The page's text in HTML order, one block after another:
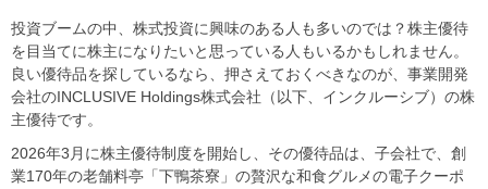
投資ブームの中、株式投資に興味のある人も多いのでは？株主優待
を目当てに株主になりたいと思っている人もいるかもしれません。
良い優待品を探しているなら、押さえておくべきなのが、事業開発
会社のINCLUSIVE Holdings株式会社（以下、インクルーシブ）の株
主優待です。
2026年3月に株主優待制度を開始し、その優待品は、子会社で、創
業170年の老舗料亭「下鴨茶寮」の贅沢な和食グルメの電子クーポ